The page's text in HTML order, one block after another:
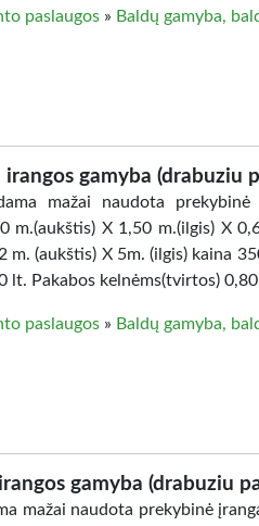
paslaugos » Baldų gamyba,
gamyba (drabuziu
mažai naudota
m.(aukštis) X 1,50 m.(ilgis) X
m. (aukštis) X 5m. (ilgis) kaina
lt. Pakabos kelnėms(tvirtos)
paslaugos » Baldų gamyba,
gamyba (drabuziu
mažai naudota prekybinė